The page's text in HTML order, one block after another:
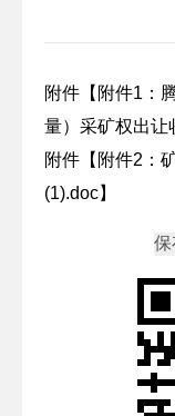
附件【 附件1：
量）采矿权出让
附件【 附件2：
(1).doc】